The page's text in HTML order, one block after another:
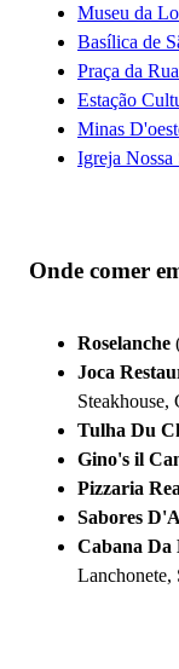
Museu da
Basílica de
Praça da
Estação
Minas
Igreja Nossa
Onde comer
Roselanche
Joca
Steakhouse,
Tulha Du
Gino's il
Pizzaria
Sabores
Cabana Da
Lanchonete,